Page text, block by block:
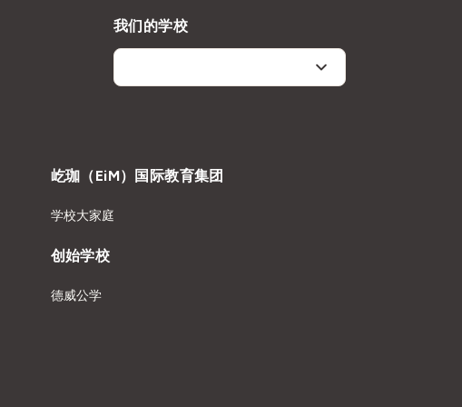
我们的学校
屹珈（EiM）国际教育集团
学校大家庭
创始学校
德威公学